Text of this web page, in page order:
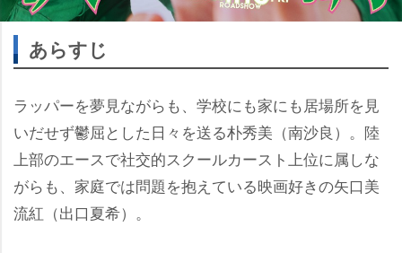
あらすじ
ラッパーを夢見ながらも、学校にも家にも居場所を見
いだせず鬱屈とした日々を送る朴秀美（南沙良）。陸
上部のエースで社交的スクールカースト上位に属しな
がらも、家庭では問題を抱えている映画好きの矢口美
流紅（出口夏希）。